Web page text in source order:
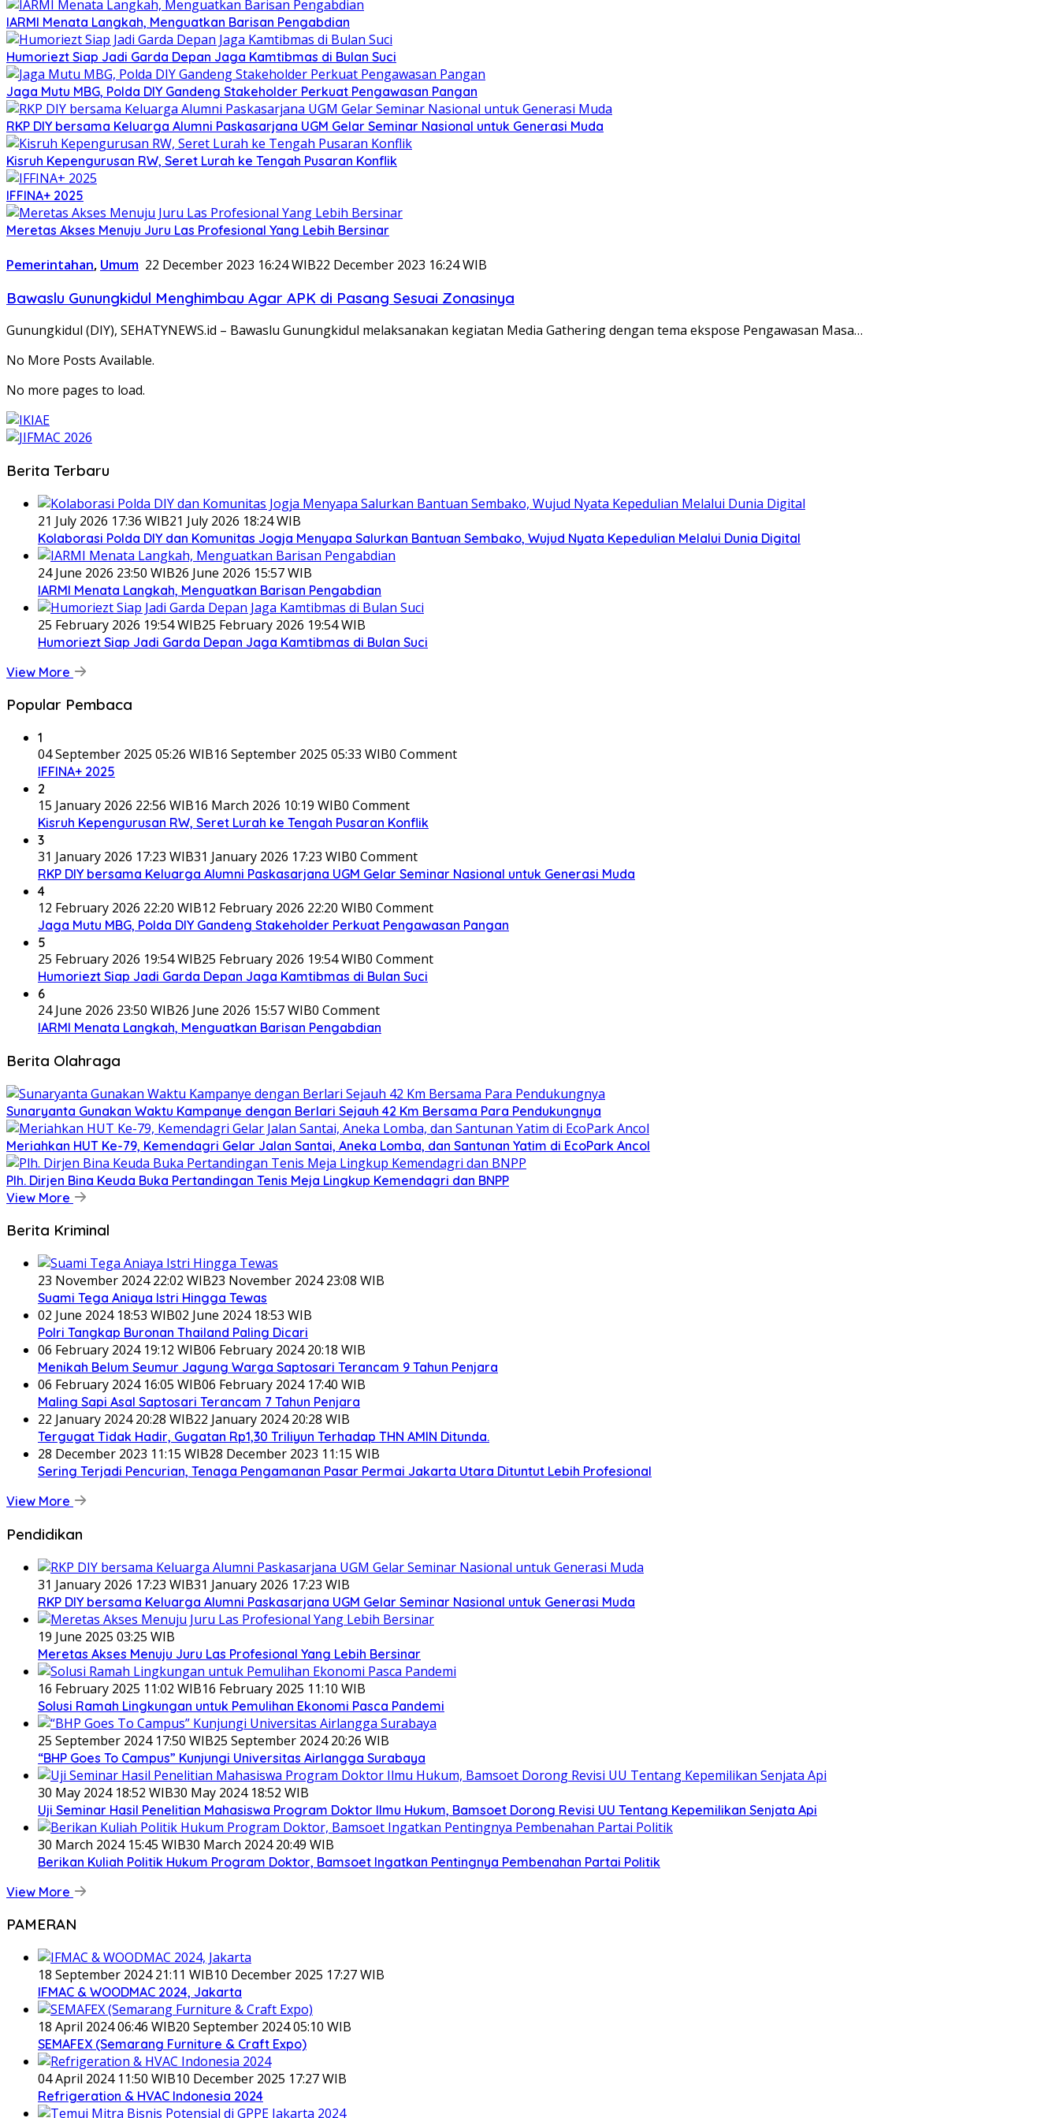
IARMI Menata Langkah, Menguatkan Barisan Pengabdian
Humoriezt Siap Jadi Garda Depan Jaga Kamtibmas di Bulan Suci
Jaga Mutu MBG, Polda DIY Gandeng Stakeholder Perkuat Pengawasan Pangan
RKP DIY bersama Keluarga Alumni Paskasarjana UGM Gelar Seminar Nasional untuk Generasi Muda
Kisruh Kepengurusan RW, Seret Lurah ke Tengah Pusaran Konflik
IFFINA+ 2025
Meretas Akses Menuju Juru Las Profesional Yang Lebih Bersinar
Pemerintahan, Umum 22 December 2023 16:24 WIB22 December 2023 16:24 WIB
Bawaslu Gunungkidul Menghimbau Agar APK di Pasang Sesuai Zonasinya
Gunungkidul (DIY), SEHATYNEWS.id – Bawaslu Gunungkidul melaksanakan kegiatan Media Gathering dengan tema ekspose Pengawasan Masa…
No More Posts Available.
No more pages to load.
Berita Terbaru
21 July 2026 17:36 WIB21 July 2026 18:24 WIB
Kolaborasi Polda DIY dan Komunitas Jogja Menyapa Salurkan Bantuan Sembako, Wujud Nyata Kepedulian Melalui Dunia Digital
24 June 2026 23:50 WIB26 June 2026 15:57 WIB
IARMI Menata Langkah, Menguatkan Barisan Pengabdian
25 February 2026 19:54 WIB25 February 2026 19:54 WIB
Humoriezt Siap Jadi Garda Depan Jaga Kamtibmas di Bulan Suci
View More
Popular Pembaca
1
04 September 2025 05:26 WIB16 September 2025 05:33 WIB0 Comment
IFFINA+ 2025
2
15 January 2026 22:56 WIB16 March 2026 10:19 WIB0 Comment
Kisruh Kepengurusan RW, Seret Lurah ke Tengah Pusaran Konflik
3
31 January 2026 17:23 WIB31 January 2026 17:23 WIB0 Comment
RKP DIY bersama Keluarga Alumni Paskasarjana UGM Gelar Seminar Nasional untuk Generasi Muda
4
12 February 2026 22:20 WIB12 February 2026 22:20 WIB0 Comment
Jaga Mutu MBG, Polda DIY Gandeng Stakeholder Perkuat Pengawasan Pangan
5
25 February 2026 19:54 WIB25 February 2026 19:54 WIB0 Comment
Humoriezt Siap Jadi Garda Depan Jaga Kamtibmas di Bulan Suci
6
24 June 2026 23:50 WIB26 June 2026 15:57 WIB0 Comment
IARMI Menata Langkah, Menguatkan Barisan Pengabdian
Berita Olahraga
Sunaryanta Gunakan Waktu Kampanye dengan Berlari Sejauh 42 Km Bersama Para Pendukungnya
Meriahkan HUT Ke-79, Kemendagri Gelar Jalan Santai, Aneka Lomba, dan Santunan Yatim di EcoPark Ancol
Plh. Dirjen Bina Keuda Buka Pertandingan Tenis Meja Lingkup Kemendagri dan BNPP
View More
Berita Kriminal
23 November 2024 22:02 WIB23 November 2024 23:08 WIB
Suami Tega Aniaya Istri Hingga Tewas
02 June 2024 18:53 WIB02 June 2024 18:53 WIB
Polri Tangkap Buronan Thailand Paling Dicari
06 February 2024 19:12 WIB06 February 2024 20:18 WIB
Menikah Belum Seumur Jagung Warga Saptosari Terancam 9 Tahun Penjara
06 February 2024 16:05 WIB06 February 2024 17:40 WIB
Maling Sapi Asal Saptosari Terancam 7 Tahun Penjara
22 January 2024 20:28 WIB22 January 2024 20:28 WIB
Tergugat Tidak Hadir, Gugatan Rp1,30 Triliyun Terhadap THN AMIN Ditunda.
28 December 2023 11:15 WIB28 December 2023 11:15 WIB
Sering Terjadi Pencurian, Tenaga Pengamanan Pasar Permai Jakarta Utara Dituntut Lebih Profesional
View More
Pendidikan
31 January 2026 17:23 WIB31 January 2026 17:23 WIB
RKP DIY bersama Keluarga Alumni Paskasarjana UGM Gelar Seminar Nasional untuk Generasi Muda
19 June 2025 03:25 WIB
Meretas Akses Menuju Juru Las Profesional Yang Lebih Bersinar
16 February 2025 11:02 WIB16 February 2025 11:10 WIB
Solusi Ramah Lingkungan untuk Pemulihan Ekonomi Pasca Pandemi
25 September 2024 17:50 WIB25 September 2024 20:26 WIB
“BHP Goes To Campus” Kunjungi Universitas Airlangga Surabaya
30 May 2024 18:52 WIB30 May 2024 18:52 WIB
Uji Seminar Hasil Penelitian Mahasiswa Program Doktor Ilmu Hukum, Bamsoet Dorong Revisi UU Tentang Kepemilikan Senjata Api
30 March 2024 15:45 WIB30 March 2024 20:49 WIB
Berikan Kuliah Politik Hukum Program Doktor, Bamsoet Ingatkan Pentingnya Pembenahan Partai Politik
View More
PAMERAN
18 September 2024 21:11 WIB10 December 2025 17:27 WIB
IFMAC & WOODMAC 2024, Jakarta
18 April 2024 06:46 WIB20 September 2024 05:10 WIB
SEMAFEX (Semarang Furniture & Craft Expo)
04 April 2024 11:50 WIB10 December 2025 17:27 WIB
Refrigeration & HVAC Indonesia 2024